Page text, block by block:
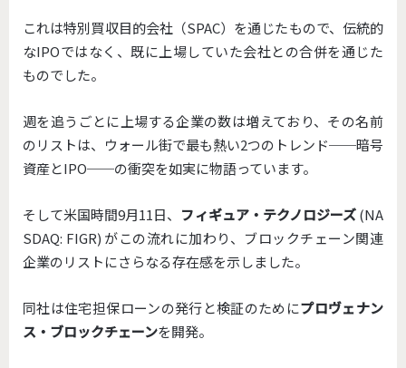
これは特別買収目的会社（SPAC）を通じたもので、伝統的
なIPOではなく、既に上場していた会社との合併を通じた
ものでした。
週を追うごとに上場する企業の数は増えており、 その名前
のリストは、ウォール街で最も熱い2つのトレンド──暗号
資産とIPO──の衝突を如実に物語っています。
そして米国時間9月11日、 フィギュア・テクノロジーズ(NA
SDAQ: FIGR) がこの流れに加わり、 ブロックチェーン関連
企業のリストにさらなる存在感を示しました。
同社は住宅担保ローンの発行と検証のためにプロヴェナン
ス・ ブロックチェーンを開発。